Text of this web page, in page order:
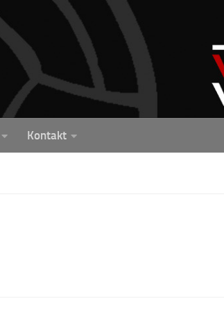
Kontakt